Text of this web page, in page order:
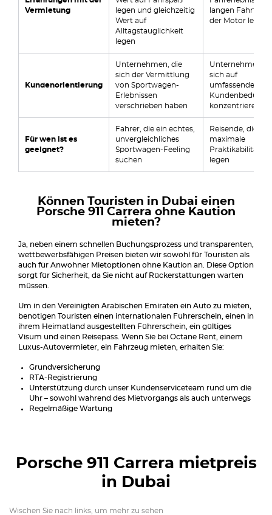
Vermietung
legen und gleichzeitig
Wert auf
Alltagstauglichkeit
legen
langen Fahrten,
der Motor leiser
Kundenorientierung
Unternehmen, die
sich der Vermittlung
von Sportwagen-
Erlebnissen
verschrieben haben
Unternehmen,
sich auf
umfassendere
konzentrieren
Für wen ist es
geeignet?
Fahrer, die ein echtes,
unvergleichliches
Sportwagen-Feeling
suchen
Reisende, die auf
maximale
Praktikabilität
legen
Können Touristen in Dubai einen
Porsche 911 Carrera ohne Kaution
mieten?
Ja, neben einem schnellen Buchungsprozess und transparenten,
wettbewerbsfähigen Preisen bieten wir sowohl für Touristen als
auch für Anwohner Mietoptionen ohne Kaution an. Diese Option
sorgt für Sicherheit, da Sie nicht auf Rückerstattungen warten
müssen.
Um in den Vereinigten Arabischen Emiraten ein Auto zu mieten,
benötigen Touristen einen internationalen Führerschein, einen in
ihrem Heimatland ausgestellten Führerschein, ein gültiges
Visum und einen Reisepass. Wenn Sie bei Octane Rent, einem
Luxus-Autovermieter, ein Fahrzeug mieten, erhalten Sie:
Grundversicherung
RTA-Registrierung
Unterstützung durch unser Kundenserviceteam rund um die
Uhr – sowohl während des Mietvorgangs als auch unterwegs
Regelmäßige Wartung
Porsche 911 Carrera mietpreis
in Dubai
Wischen Sie nach links, um mehr zu sehen